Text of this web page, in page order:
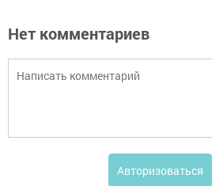
Нет комментариев
Авторизоваться